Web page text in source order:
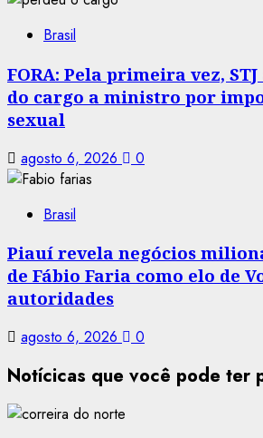
Brasil
FORA: Pela primeira vez,
do cargo a ministro por
sexual
agosto 6, 2026 0
Brasil
Piauí revela negócios
de Fábio Faria como elo de
autoridades
agosto 6, 2026 0
Notícicas que você pode ter